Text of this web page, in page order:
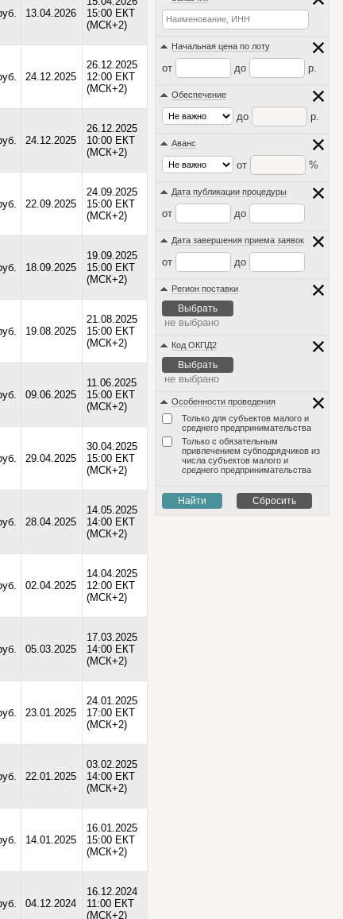
13.04.2026
15:00 ЕКТ
(МСК+2)
24.12.2025
26.12.2025
12:00 ЕКТ
(МСК+2)
24.12.2025
26.12.2025
10:00 ЕКТ
(МСК+2)
22.09.2025
24.09.2025
15:00 ЕКТ
(МСК+2)
18.09.2025
19.09.2025
15:00 ЕКТ
(МСК+2)
19.08.2025
21.08.2025
15:00 ЕКТ
(МСК+2)
09.06.2025
11.06.2025
15:00 ЕКТ
(МСК+2)
29.04.2025
30.04.2025
15:00 ЕКТ
(МСК+2)
28.04.2025
14.05.2025
14:00 ЕКТ
(МСК+2)
02.04.2025
14.04.2025
12:00 ЕКТ
(МСК+2)
05.03.2025
17.03.2025
14:00 ЕКТ
(МСК+2)
23.01.2025
24.01.2025
17:00 ЕКТ
(МСК+2)
22.01.2025
03.02.2025
14:00 ЕКТ
(МСК+2)
14.01.2025
16.01.2025
15:00 ЕКТ
(МСК+2)
04.12.2024
16.12.2024
11:00 ЕКТ
(МСК+2)
Начальная цена по лоту
от до р.
Обеспечение
до р.
Аванс
от %
Дата публикации процедуры
от до
Дата завершения приема заявок
от до
Регион поставки
Выбрать
не выбрано
Код ОКПД2
Выбрать
не выбрано
Особенности проведения
Только для субъектов малого и
среднего предпринимательства
Только с обязательным
привлечением субподрядчиков из
числа субъектов малого и
среднего предпринимательства
Найти Сбросить